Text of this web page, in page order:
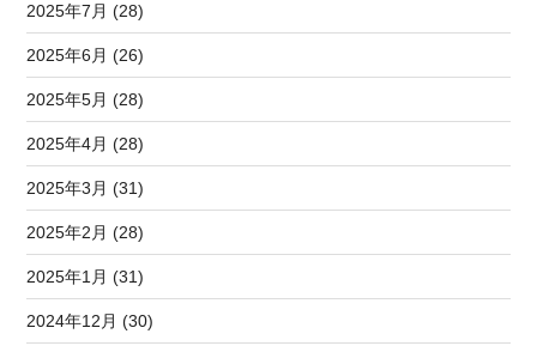
2025年7月 (28)
2025年6月 (26)
2025年5月 (28)
2025年4月 (28)
2025年3月 (31)
2025年2月 (28)
2025年1月 (31)
2024年12月 (30)